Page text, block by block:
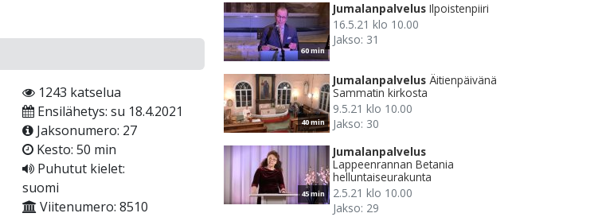
1243 katselua
Ensilähetys: su 18.4.2021
Jaksonumero: 27
Kesto: 50 min
Puhutut kielet:
suomi
Viitenumero: 8510
60 min
Jumalanpalvelus Ilpoistenpiiri
16.5.21 klo 10.00
Jakso: 31
40 min
Jumalanpalvelus Äitienpäivänä
Sammatin kirkosta
9.5.21 klo 10.00
Jakso: 30
45 min
Jumalanpalvelus
Lappeenrannan Betania
helluntaiseurakunta
2.5.21 klo 10.00
Jakso: 29